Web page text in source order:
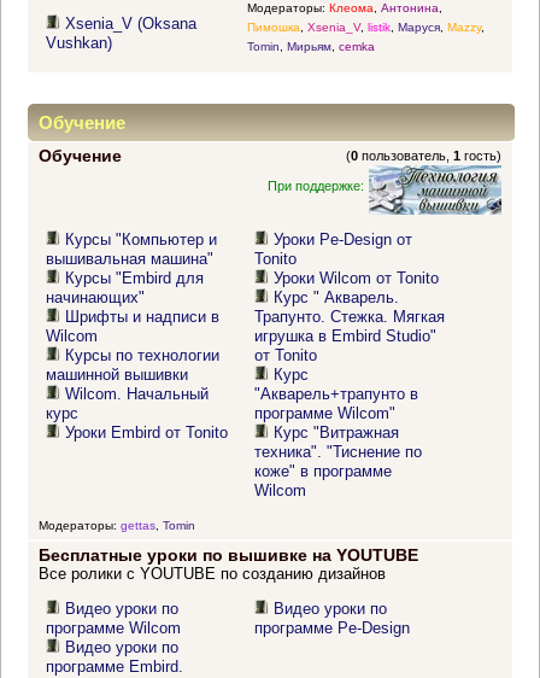
Xsenia_V (Oksana
Vushkan)
Модераторы: Клеома, Антонина,
Пимошка, Xsenia_V, listik, Маруся, Mazzy,
Tomin, Мирьям, cemka
Обучение
Обучение (0 пользователь,1 гость)
При поддержке:
Курсы "Компьютер и
вышивальная машина"
Курсы "Embird для
начинающих"
Шрифты и надписи в
Wilcom
Курсы по технологии
машинной вышивки
Wilcom. Начальный
курс
Уроки Embird от Tonito
Уроки Pe-Design от
Tonito
Уроки Wilcom от Tonito
Курс " Акварель.
Трапунто. Стежка. Мягкая
игрушка в Embird Studio"
от Tonito
Курс
"Акварель+трапунто в
программе Wilcom"
Курс "Витражная
техника". "Тиснение по
коже" в программе
Wilcom
Модераторы: gettas, Tomin
Бесплатные уроки по вышивке на YOUTUBE
Все ролики с YOUTUBE по созданию дизайнов
Видео уроки по
программе Wilcom
Видео уроки по
программе Embird.
Видео уроки по
программе Pe-Design